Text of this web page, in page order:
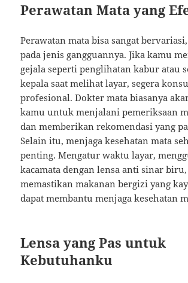
Perawatan Mata yang
Perawatan mata bisa sangat
pada jenis gangguannya. Jika kamu
gejala seperti penglihatan kabur atau
kepala saat melihat layar, segera
profesional. Dokter mata biasanya
kamu untuk menjalani pemeriksaan
dan memberikan rekomendasi yang
Selain itu, menjaga kesehatan mata
penting. Mengatur waktu layar,
kacamata dengan lensa anti sinar
memastikan makanan bergizi yang
dapat membantu menjaga kesehatan
Lensa yang Pas untuk
Kebutuhanku